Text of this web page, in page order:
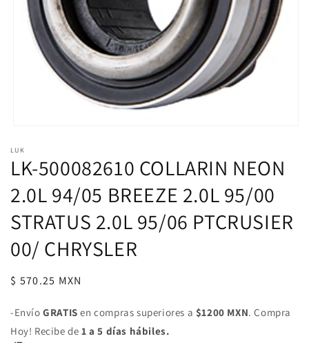
multimedia
1
en
ventana
modal
LUK
LK-500082610 COLLARIN NEON
2.0L 94/05 BREEZE 2.0L 95/00
STRATUS 2.0L 95/06 PTCRUSIER
00/ CHRYSLER
Precio
$ 570.25 MXN
-EnvíoGRATIS en compras superiores a $1200 MXN. Compra
Hoy! Recibe de 1 a 5 días hábiles.